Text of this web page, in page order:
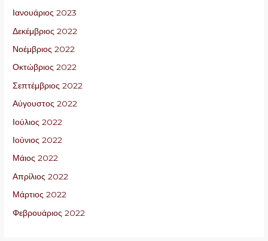
Ιανουάριος 2023
Δεκέμβριος 2022
Νοέμβριος 2022
Οκτώβριος 2022
Σεπτέμβριος 2022
Αύγουστος 2022
Ιούλιος 2022
Ιούνιος 2022
Μάιος 2022
Απρίλιος 2022
Μάρτιος 2022
Φεβρουάριος 2022